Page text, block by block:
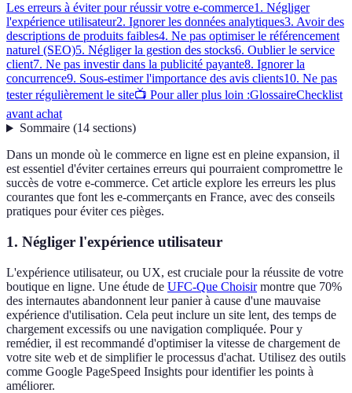
Les erreurs à éviter pour réussir votre e-commerce1. Négliger
l'expérience utilisateur2. Ignorer les données analytiques3. Avoir des
descriptions de produits faibles4. Ne pas optimiser le référencement
naturel (SEO)5. Négliger la gestion des stocks6. Oublier le service
client7. Ne pas investir dans la publicité payante8. Ignorer la
concurrence9. Sous-estimer l'importance des avis clients10. Ne pas
tester régulièrement le site📺 Pour aller plus loin :GlossaireChecklist
avant achat
Sommaire(14 sections)
Dans un monde où le commerce en ligne est en pleine expansion, il
est essentiel d'éviter certaines erreurs qui pourraient compromettre le
succès de votre e-commerce. Cet article explore les erreurs les plus
courantes que font les e-commerçants en France, avec des conseils
pratiques pour éviter ces pièges.
1. Négliger l'expérience utilisateur
L'expérience utilisateur, ou UX, est cruciale pour la réussite de votre
boutique en ligne. Une étude de UFC-Que Choisirmontre que 70%
des internautes abandonnent leur panier à cause d'une mauvaise
expérience d'utilisation. Cela peut inclure un site lent, des temps de
chargement excessifs ou une navigation compliquée. Pour y
remédier, il est recommandé d'optimiser la vitesse de chargement de
votre site web et de simplifier le processus d'achat. Utilisez des outils
comme Google PageSpeed Insights pour identifier les points à
améliorer.